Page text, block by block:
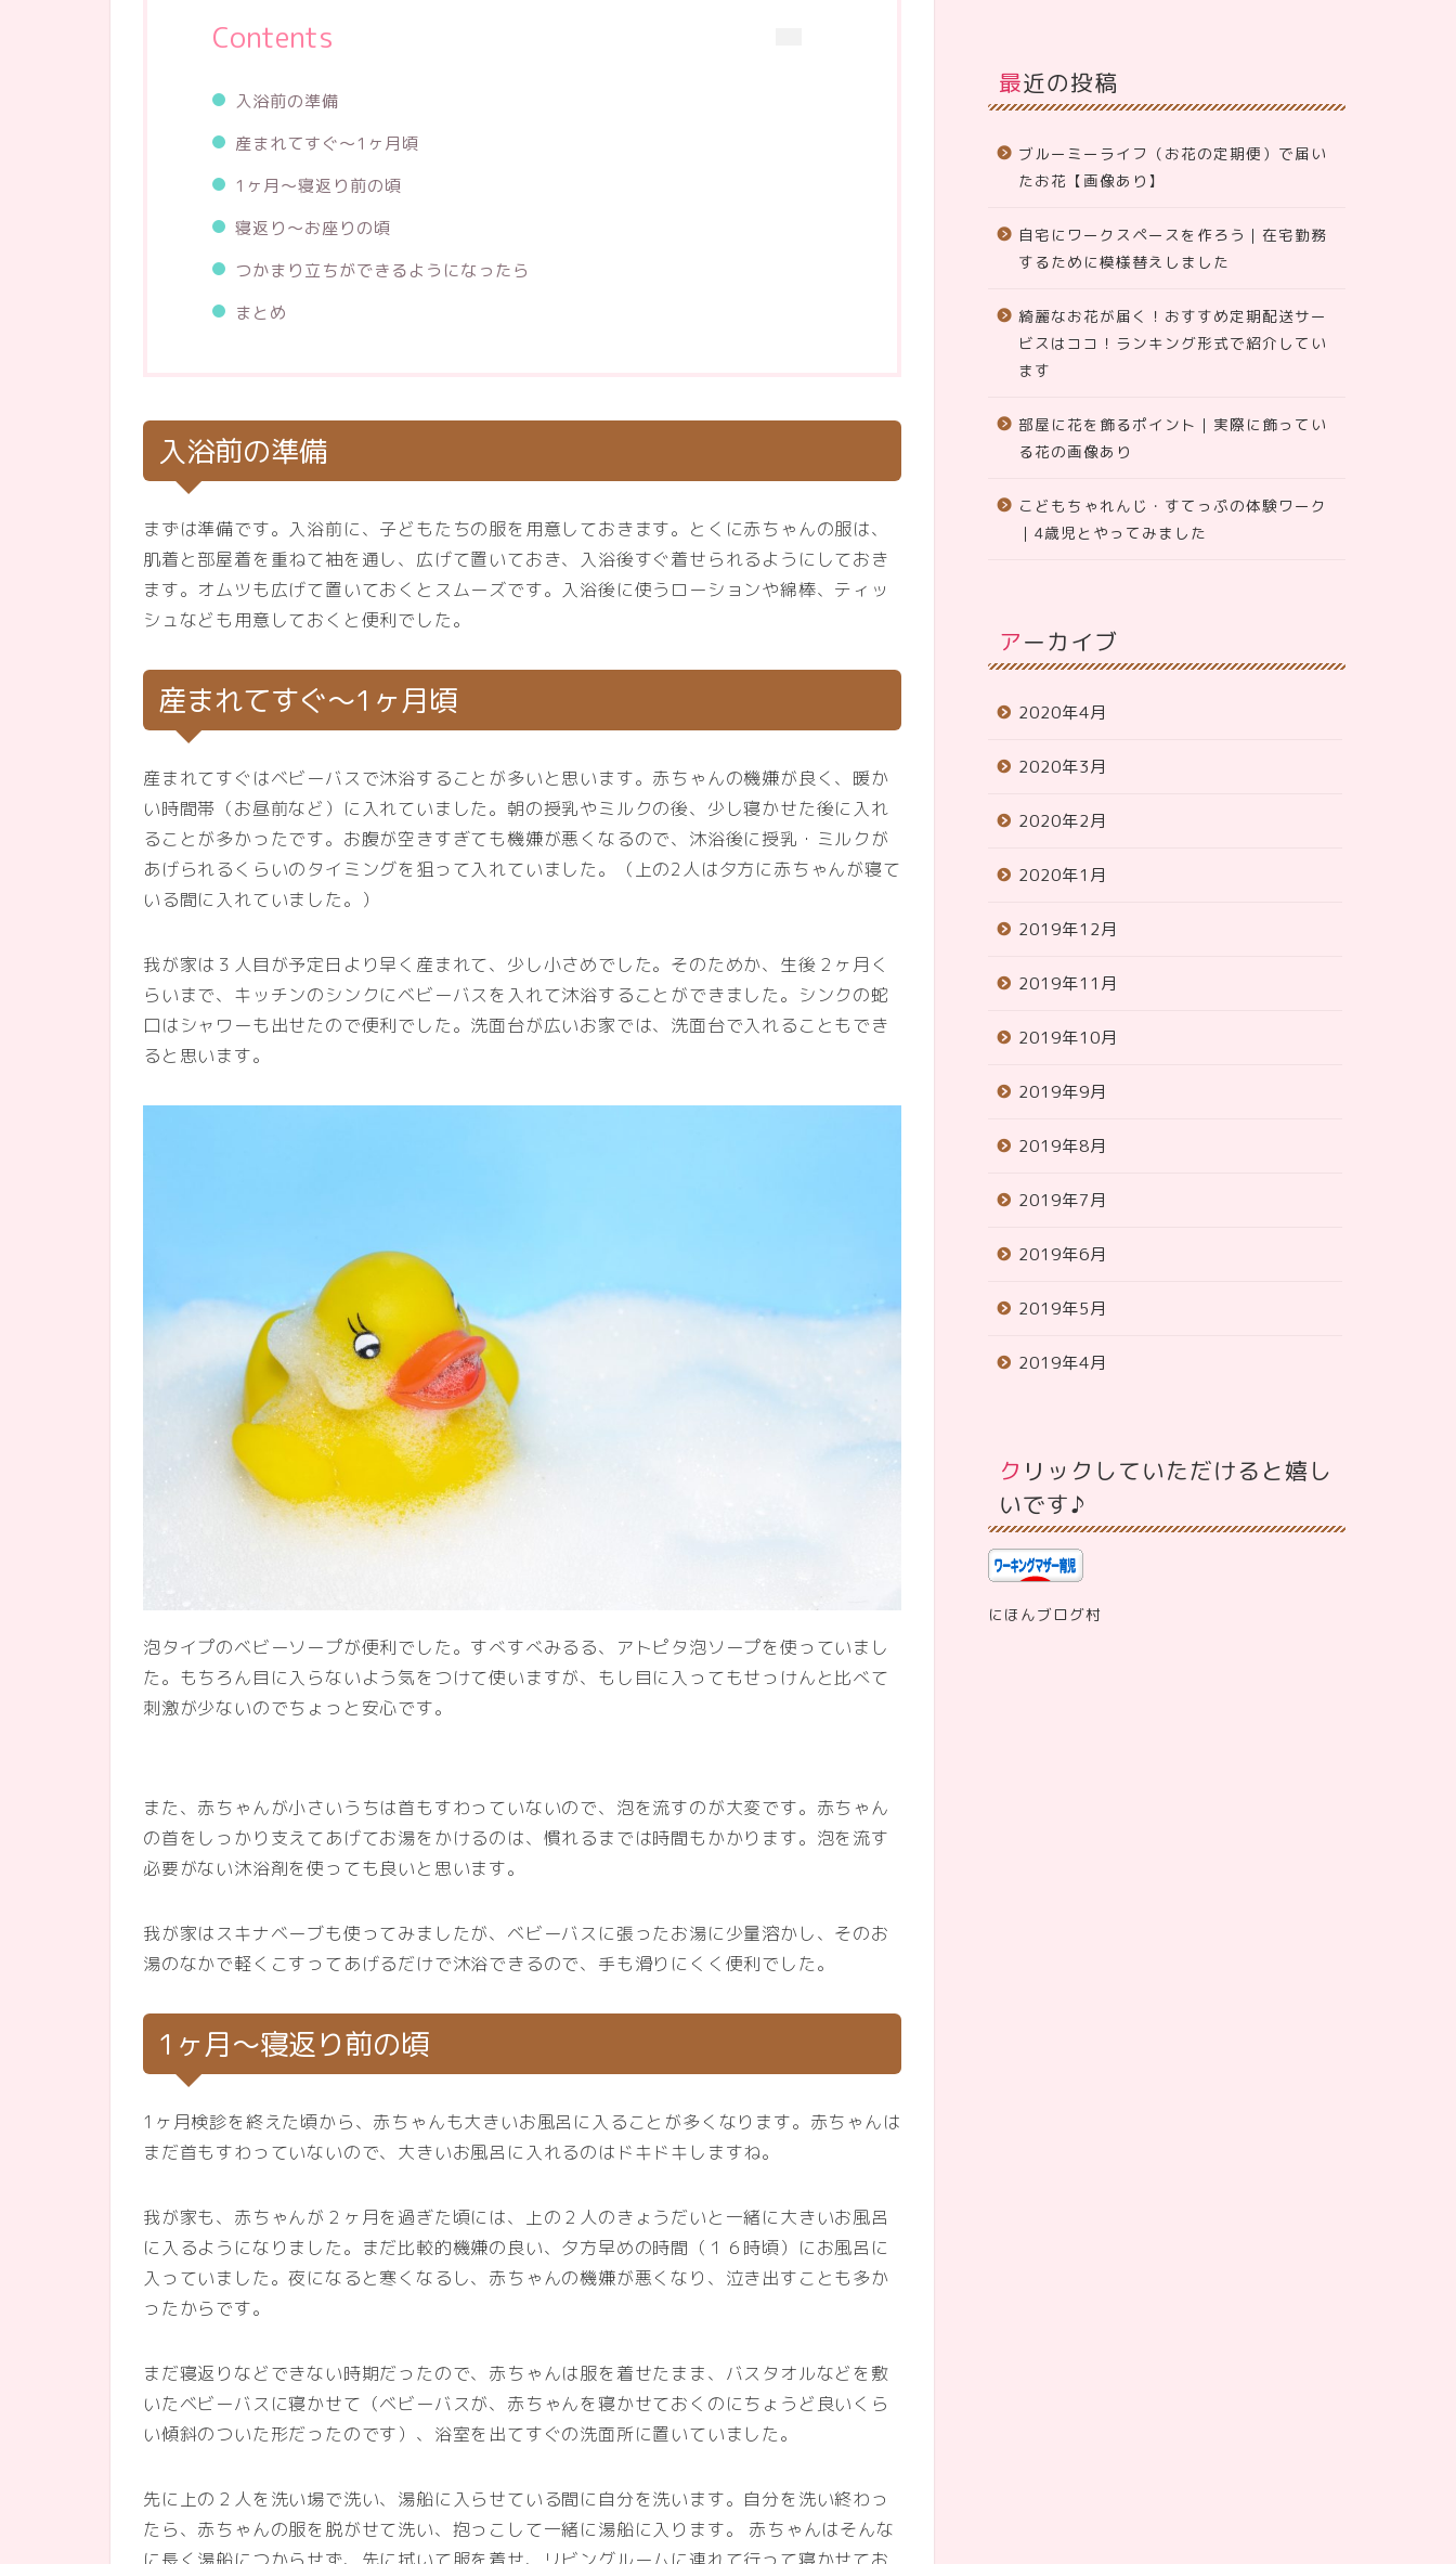
Contents
入浴前の準備
産まれてすぐ～1ヶ月頃
1ヶ月～寝返り前の頃
寝返り～お座りの頃
つかまり立ちができるようになったら
まとめ
入浴前の準備
まずは準備です。入浴前に、子どもたちの服を用意しておきます。とくに赤ちゃんの服は、
肌着と部屋着を重ねて袖を通し、広げて置いておき、入浴後すぐ着せられるようにしておき
ます。オムツも広げて置いておくとスムーズです。入浴後に使うローションや綿棒、ティッ
シュなども用意しておくと便利でした。
産まれてすぐ～1ヶ月頃
産まれてすぐはベビーバスで沐浴することが多いと思います。赤ちゃんの機嫌が良く、暖か
い時間帯（お昼前など）に入れていました。朝の授乳やミルクの後、少し寝かせた後に入れ
ることが多かったです。お腹が空きすぎても機嫌が悪くなるので、沐浴後に授乳・ミルクが
あげられるくらいのタイミングを狙って入れていました。（上の2人は夕方に赤ちゃんが寝て
いる間に入れていました。）
我が家は３人目が予定日より早く産まれて、少し小さめでした。そのためか、生後２ヶ月く
らいまで、キッチンのシンクにベビーバスを入れて沐浴することができました。シンクの蛇
口はシャワーも出せたので便利でした。洗面台が広いお家では、洗面台で入れることもでき
ると思います。
泡タイプのベビーソープが便利でした。すべすべみるる、アトピタ泡ソープを使っていまし
た。もちろん目に入らないよう気をつけて使いますが、もし目に入ってもせっけんと比べて
刺激が少ないのでちょっと安心です。
また、赤ちゃんが小さいうちは首もすわっていないので、泡を流すのが大変です。赤ちゃん
の首をしっかり支えてあげてお湯をかけるのは、慣れるまでは時間もかかります。泡を流す
必要がない沐浴剤を使っても良いと思います。
我が家はスキナベーブも使ってみましたが、ベビーバスに張ったお湯に少量溶かし、そのお
湯のなかで軽くこすってあげるだけで沐浴できるので、手も滑りにくく便利でした。
1ヶ月～寝返り前の頃
1ヶ月検診を終えた頃から、赤ちゃんも大きいお風呂に入ることが多くなります。赤ちゃんは
まだ首もすわっていないので、大きいお風呂に入れるのはドキドキしますね。
我が家も、赤ちゃんが２ヶ月を過ぎた頃には、上の２人のきょうだいと一緒に大きいお風呂
に入るようになりました。まだ比較的機嫌の良い、夕方早めの時間（１６時頃）にお風呂に
入っていました。夜になると寒くなるし、赤ちゃんの機嫌が悪くなり、泣き出すことも多か
ったからです。
まだ寝返りなどできない時期だったので、赤ちゃんは服を着せたまま、バスタオルなどを敷
いたベビーバスに寝かせて（ベビーバスが、赤ちゃんを寝かせておくのにちょうど良いくら
い傾斜のついた形だったのです）、浴室を出てすぐの洗面所に置いていました。
先に上の２人を洗い場で洗い、湯船に入らせている間に自分を洗います。自分を洗い終わっ
たら、赤ちゃんの服を脱がせて洗い、抱っこして一緒に湯船に入ります。 赤ちゃんはそんな
最近の投稿
ブルーミーライフ（お花の定期便）で届い
たお花【画像あり】
自宅にワークスペースを作ろう｜在宅勤務
するために模様替えしました
綺麗なお花が届く！おすすめ定期配送サー
ビスはココ！ランキング形式で紹介してい
ます
部屋に花を飾るポイント｜実際に飾ってい
る花の画像あり
こどもちゃれんじ・すてっぷの体験ワーク
｜4歳児とやってみました
アーカイブ
2020年4月
2020年3月
2020年2月
2020年1月
2019年12月
2019年11月
2019年10月
2019年9月
2019年8月
2019年7月
2019年6月
2019年5月
2019年4月
クリックしていただけると嬉し
いです♪
にほんブログ村